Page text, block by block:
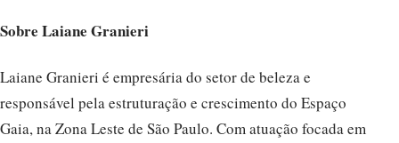
Sobre Laiane Granieri
Laiane Granieri é empresária do setor de beleza e
responsável pela estruturação e crescimento do Espaço
Gaia, na Zona Leste de São Paulo. Com atuação focada em